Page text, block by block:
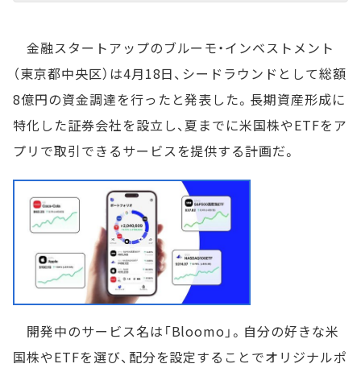
金融スタートアップのブルーモ・インベストメント
（東京都中央区）は4月18日、シードラウンドとして総額
8億円の資金調達を行ったと発表した。長期資産形成に
特化した証券会社を設立し、夏までに米国株やETFをア
プリで取引できるサービスを提供する計画だ。
開発中のサービス名は「Bloomo」。自分の好きな米
国株やETFを選び、配分を設定することでオリジナルポ